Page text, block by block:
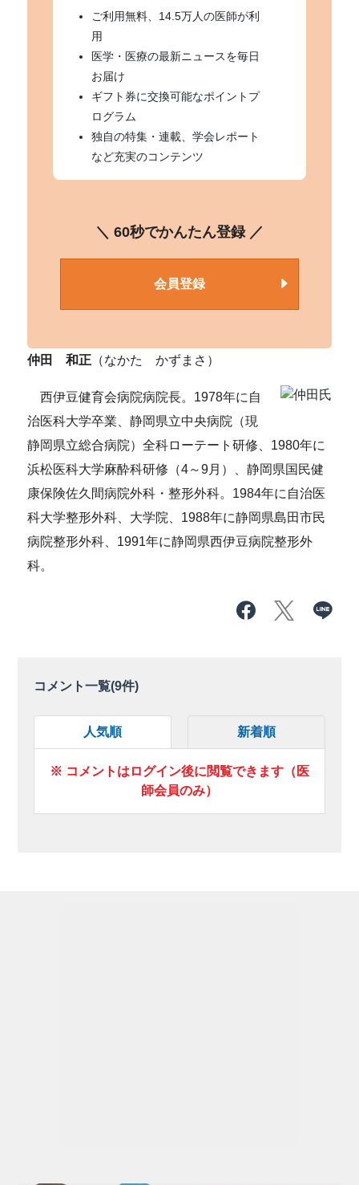
ご利用無料、14.5万人の医師が利
用
医学・医療の最新ニュースを毎日
お届け
ギフト券に交換可能なポイントプ
ログラム
独自の特集・連載、学会レポート
など充実のコンテンツ
＼ 60秒でかんたん登録 ／
会員登録
仲田 和正 （なかた かずまさ）
西伊豆健育会病院病院長。1978年に自
治医科大学卒業、静岡県立中央病院（現
静岡県立総合病院）全科ローテート研修、1980年に
浜松医科大学麻酔科研修（4～9月）、静岡県国民健
康保険佐久間病院外科・整形外科。1984年に自治医
科大学整形外科、大学院、1988年に静岡県島田市民
病院整形外科、1991年に静岡県西伊豆病院整形外
科。
コメント一覧(9件)
人気順 新着順
※ コメントはログイン後に閲覧できます（医
師会員のみ）